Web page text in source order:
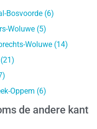
Bosvoorde (6)
Woluwe (5)
Woluwe (14)
Oppem (6)
de andere kant